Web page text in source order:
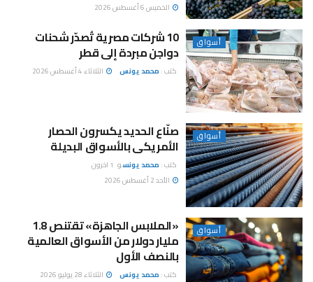
الخميس 6 أغسطس 2026
أسواق 10 شركات مصرية تُصدّر شحنات
دواجن مبردة إلى قطر
كتب : محمد يونس الثلاثاء 4 أغسطس 2026
أسواق صنّاع الحديد يكسرون الحصار
الأمريكى بالأسواق البديلة
كتب : محمد يونسو 1 اخرون
الأحد 2 أغسطس 2026
أسواق «الملابس الجاهزة» تقتنص 1.8
مليار دولار من الأسواق العالمية
بالنصف الأول
كتب : محمد يونس الثلاثاء 28 يوليو 2026